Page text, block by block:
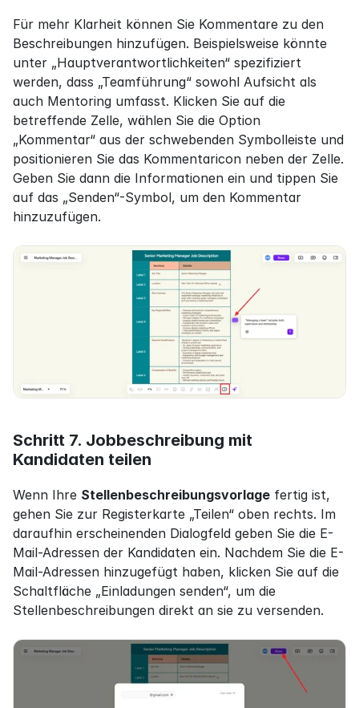
Für mehr Klarheit können Sie Kommentare zu den
Beschreibungen hinzufügen. Beispielsweise könnte
unter „Hauptverantwortlichkeiten“ spezifiziert
werden, dass „Teamführung“ sowohl Aufsicht als
auch Mentoring umfasst. Klicken Sie auf die
betreffende Zelle, wählen Sie die Option
„Kommentar“ aus der schwebenden Symbolleiste und
positionieren Sie das Kommentaricon neben der Zelle.
Geben Sie dann die Informationen ein und tippen Sie
auf das „Senden“-Symbol, um den Kommentar
hinzuzufügen.
Schritt 7. Jobbeschreibung mit
Kandidaten teilen
Wenn Ihre Stellenbeschreibungsvorlage fertig ist,
gehen Sie zur Registerkarte „Teilen“ oben rechts. Im
daraufhin erscheinenden Dialogfeld geben Sie die E-
Mail-Adressen der Kandidaten ein. Nachdem Sie die E-
Mail-Adressen hinzugefügt haben, klicken Sie auf die
Schaltfläche „Einladungen senden“, um die
Stellenbeschreibungen direkt an sie zu versenden.